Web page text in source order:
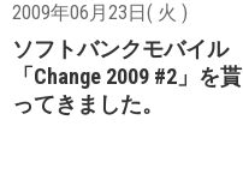
2009年06月23日( 火 )
ソフトバンクモバイル
「Change 2009 #2」を貰
ってきました。